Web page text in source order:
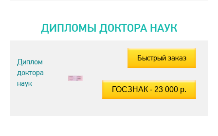
ДИПЛОМЫ ДОКТОРА НАУК
Диплом
доктора
наук
Быстрый заказ